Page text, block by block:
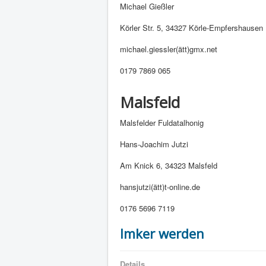
Michael Gießler
Körler Str. 5, 34327 Körle-Empfershausen
michael.giessler(ätt)gmx.net
0179 7869 065
Malsfeld
Malsfelder Fuldatalhonig
Hans-Joachim Jutzi
Am Knick 6, 34323 Malsfeld
hansjutzi(ätt)t-online.de
0176 5696 7119
Imker werden